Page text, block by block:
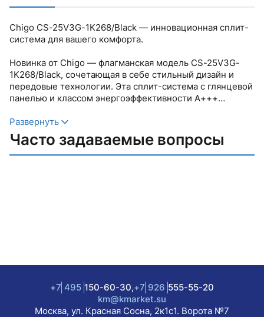
Chigo CS-25V3G-1K268/Black — инновационная сплит-
система для вашего комфорта.
Новинка от Chigo — флагманская модель CS-25V3G-
1K268/Black, сочетающая в себе стильный дизайн и
передовые технологии. Эта сплит-система с глянцевой
панелью и классом энергоэффективности А+++
Устройство оснащено высокоэффективным
инверторным компрессором и поддерживает
голосовое управление через Яндекс.Алису.
обогрева.
коррозии.
Технические характеристики:
Развернуть
Часто задаваемые вопросы
+7 495 150-60-30,+7 926 555-55-20
km@kmarket.su
Москва, ул. Красная Сосна, 2к1с1. Ворота №7